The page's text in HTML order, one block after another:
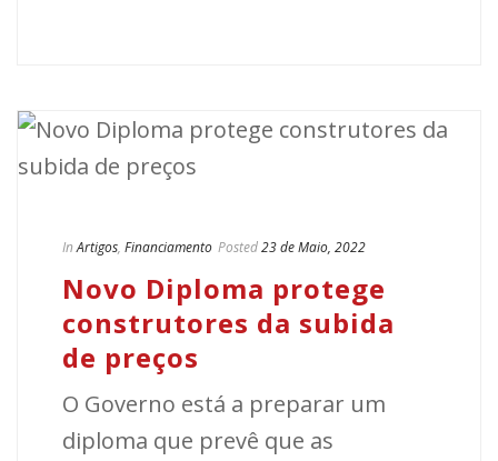
In Artigos, Financiamento Posted23 de Maio, 2022
Novo Diploma protege
construtores da subida
de preços
O Governo está a preparar um
diploma que prevê que as